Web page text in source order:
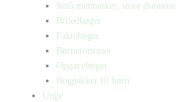
Små mennesker, store drømme
Billedbøger
Faktabøger
Børneromaner
Opgavebøger
Bogpakker til børn
Unge